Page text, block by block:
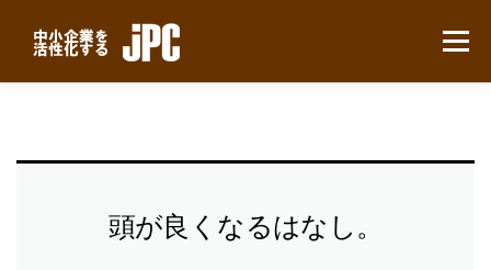
メニュー
頭が良くなるはなし。